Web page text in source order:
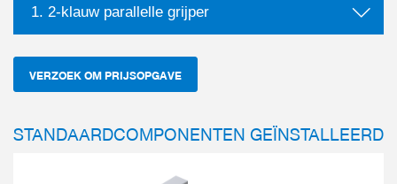
Dicht en beschermd
1. 2-klauw parallelle grijper
VERZOEK OM PRIJSOPGAVE
STANDAARDCOMPONENTEN GEÏNSTALLEERD